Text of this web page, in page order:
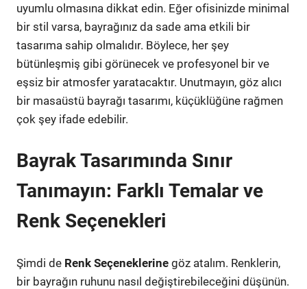
uyumlu olmasına dikkat edin. Eğer ofisinizde minimal
bir stil varsa, bayrağınız da sade ama etkili bir
tasarıma sahip olmalıdır. Böylece, her şey
bütünleşmiş gibi görünecek ve profesyonel bir ve
eşsiz bir atmosfer yaratacaktır. Unutmayın, göz alıcı
bir masaüstü bayrağı tasarımı, küçüklüğüne rağmen
çok şey ifade edebilir.
Bayrak Tasarımında Sınır
Tanımayın: Farklı Temalar ve
Renk Seçenekleri
Şimdi de Renk Seçeneklerine göz atalım. Renklerin,
bir bayrağın ruhunu nasıl değiştirebileceğini düşünün.